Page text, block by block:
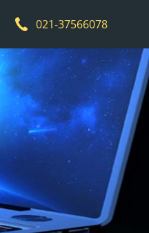
021-37566078